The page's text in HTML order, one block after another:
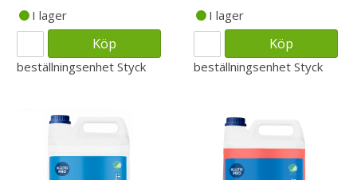
I lager
Köp
beställningsenhet Styck
I lager
Köp
beställningsenhet Styck